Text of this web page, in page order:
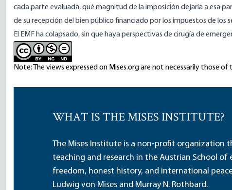
cada parte evaluada, qué magnitud de la imposición dejaría a esa
de su recepción del bien público financiado por los impuestos de los
El EMF ha colapsado, sin que haya perspectivas de cirugía de
Note: The views expressed on Mises.org are not necessarily those
WHAT IS THE MISES INSTITUTE?
The Mises Institute is a non-profit organization
teaching and research in the Austrian School of
freedom, honest history, and international
Ludwig von Mises and Murray N. Rothbard.